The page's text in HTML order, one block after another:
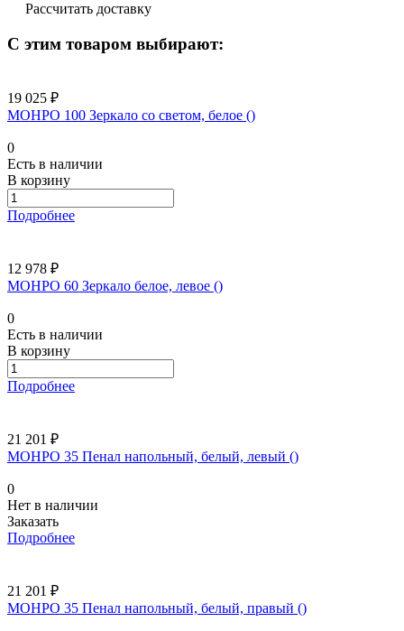
Рассчитать доставку
С этим товаром выбирают:
19 025 ₽
МОНРО 100 Зеркало со светом, белое ()
0
Есть в наличии
В корзину
Подробнее
12 978 ₽
МОНРО 60 Зеркало белое, левое ()
0
Есть в наличии
В корзину
Подробнее
21 201 ₽
МОНРО 35 Пенал напольный, белый, левый ()
0
Нет в наличии
Заказать
Подробнее
21 201 ₽
МОНРО 35 Пенал напольный, белый, правый ()